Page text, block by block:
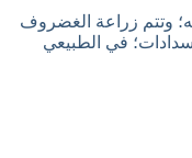
وتتم زراعة الغضروف
في الطبيعي